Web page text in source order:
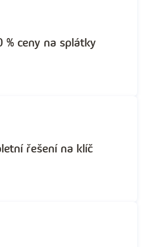
% ceny na splátky
řešení na klíč